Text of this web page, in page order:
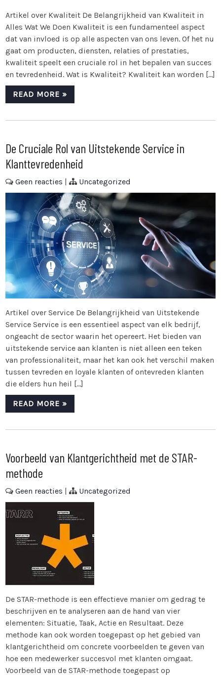
Artikel over Kwaliteit De Belangrijkheid van Kwaliteit in
Alles Wat We Doen Kwaliteit is een fundamenteel aspect
dat van invloed is op alle aspecten van ons leven. Of het nu
gaat om producten, diensten, relaties of prestaties,
kwaliteit speelt een cruciale rol in het bepalen van succes
en tevredenheid. Wat is Kwaliteit? Kwaliteit kan worden […]
READ MORE »
De Cruciale Rol van Uitstekende Service in
Klanttevredenheid
Geen reacties | Uncategorized
Artikel over Service De Belangrijkheid van Uitstekende
Service Service is een essentieel aspect van elk bedrijf,
ongeacht de sector waarin het opereert. Het bieden van
uitstekende service aan klanten is niet alleen een teken
van professionaliteit, maar het kan ook het verschil maken
tussen tevreden en loyale klanten of ontevreden klanten
die elders hun heil […]
READ MORE »
Voorbeeld van Klantgerichtheid met de STAR-
methode
Geen reacties | Uncategorized
De STAR-methode is een effectieve manier om gedrag te
beschrijven en te analyseren aan de hand van vier
elementen: Situatie, Taak, Actie en Resultaat. Deze
methode kan ook worden toegepast op het gebied van
klantgerichtheid om concrete voorbeelden te geven van
hoe een medewerker succesvol met klanten omgaat.
Voorbeeld van de STAR-methode toegepast op